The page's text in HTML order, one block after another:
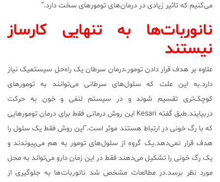
می‌کنیم که تاثیر زیادی در درمان‌های تومور‌های سخت دارد.”
نانوربات‌ها به تنهایی کارساز
نیستند
علاوه بر هدف قرار دادن تومور،درمان سرطان یک راه‌حل سیستمیک نیاز
دارد.به این علت که سلول‌های سرطانی می‎‌توانند به تومور‌های
کوچک‌تری تقسیم شوند و در سیستم لنفی و خون به حرکت
دربیایند.طبق گفته Kesari این روش درمانی فقط برای درمان تومورهایی
که با رگ خونی در ارتباط هستند موثر است.”این روش فقط یک سلول را
هدف قرار نمی‌دهد.یک گروه از سلول‌های تومور به هم می‌پیوندند و
یک رگ خونی را تشکیل می‌دهند فقط در این زمان دارو می‌تواند به محل
مورد نظر برسد.در مطالعات مشخص شد نانوربات‌ها به جلوگیری از